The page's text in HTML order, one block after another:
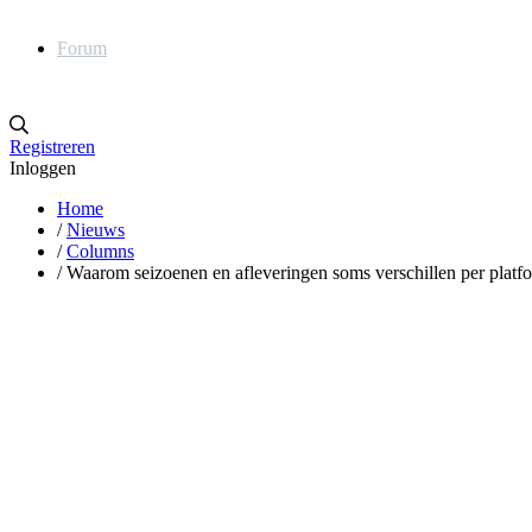
Forum
Registreren
Inloggen
Home
/ Nieuws
/ Columns
/ Waarom seizoenen en afleveringen soms verschillen per